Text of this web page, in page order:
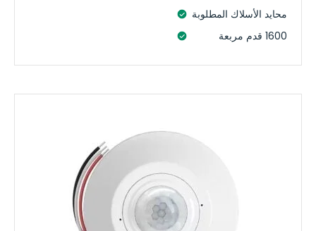
محايد الأسلاك المطلوبة
1600 قدم مربعة